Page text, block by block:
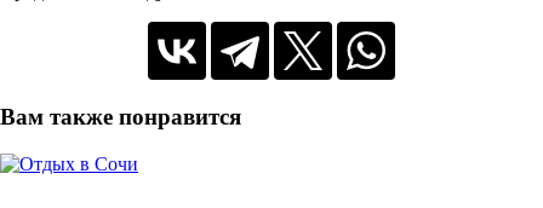
Вам также понравится